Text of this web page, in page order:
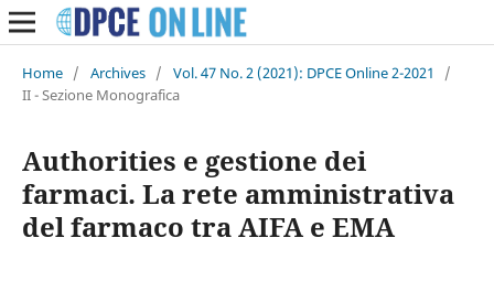
Home / Archives / Vol. 47 No. 2 (2021): DPCE Online 2-2021
/
II - Sezione Monografica
Authorities e gestione dei
farmaci. La rete amministrativa
del farmaco tra AIFA e EMA